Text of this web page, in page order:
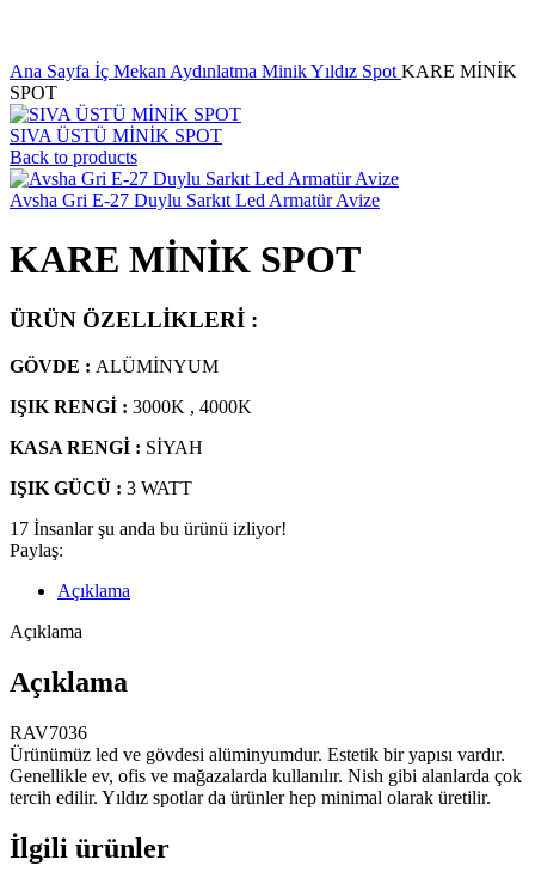
Ana Sayfa İç Mekan Aydınlatma Minik Yıldız Spot KARE MİNİK
SPOT
SIVA ÜSTÜ MİNİK SPOT
Back to products
Avsha Gri E-27 Duylu Sarkıt Led Armatür Avize
KARE MİNİK SPOT
ÜRÜN ÖZELLİKLERİ :
GÖVDE : ALÜMİNYUM
IŞIK RENGİ : 3000K , 4000K
KASA RENGİ : SİYAH
IŞIK GÜCÜ : 3 WATT
17 İnsanlar şu anda bu ürünü izliyor!
Paylaş:
Açıklama
Açıklama
Açıklama
RAV7036
Ürünümüz led ve gövdesi alüminyumdur. Estetik bir yapısı vardır.
Genellikle ev, ofis ve mağazalarda kullanılır. Nish gibi alanlarda çok
tercih edilir. Yıldız spotlar da ürünler hep minimal olarak üretilir.
İlgili ürünler